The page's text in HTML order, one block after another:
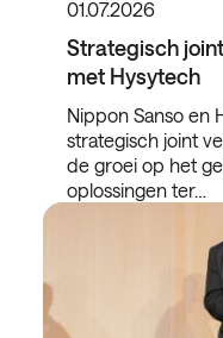
01.07.2026
Strategisch
met Hysytech
Nippon Sanso en
strategisch joint
de groei op het
oplossingen ter…